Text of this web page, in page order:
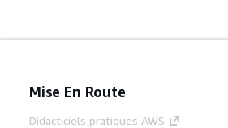
Mise En Route
Didacticiels pratiques AWS